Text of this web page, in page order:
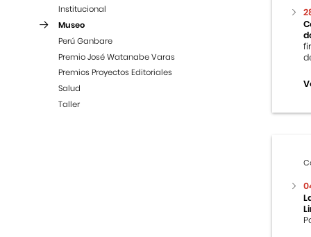
Institucional
Museo
Perú Ganbare
Premio José Watanabe Varas
Premios Proyectos Editoriales
Salud
Taller